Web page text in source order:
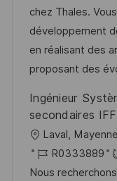
o
n
chez Thales.
développement
en réalisant des
proposant des
Ingénieur
secondaires
L
o
c
Laval,
J
o
R0333889
Nous